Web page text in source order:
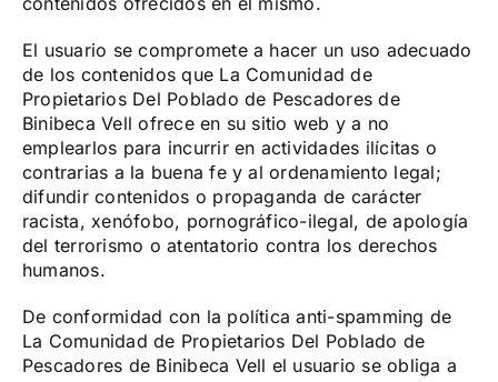
El usuario se compromete a hacer un uso adecuado
de los contenidos que La Comunidad de
Propietarios Del Poblado de Pescadores de
Binibeca Vell ofrece en su sitio web y a no
emplearlos para incurrir en actividades ilícitas o
contrarias a la buena fe y al ordenamiento legal;
difundir contenidos o propaganda de carácter
racista, xenófobo, pornográfico-ilegal, de apología
del terrorismo o atentatorio contra los derechos
humanos.
De conformidad con la política anti-spamming de
La Comunidad de Propietarios Del Poblado de
Pescadores de Binibeca Vell el usuario se obliga a